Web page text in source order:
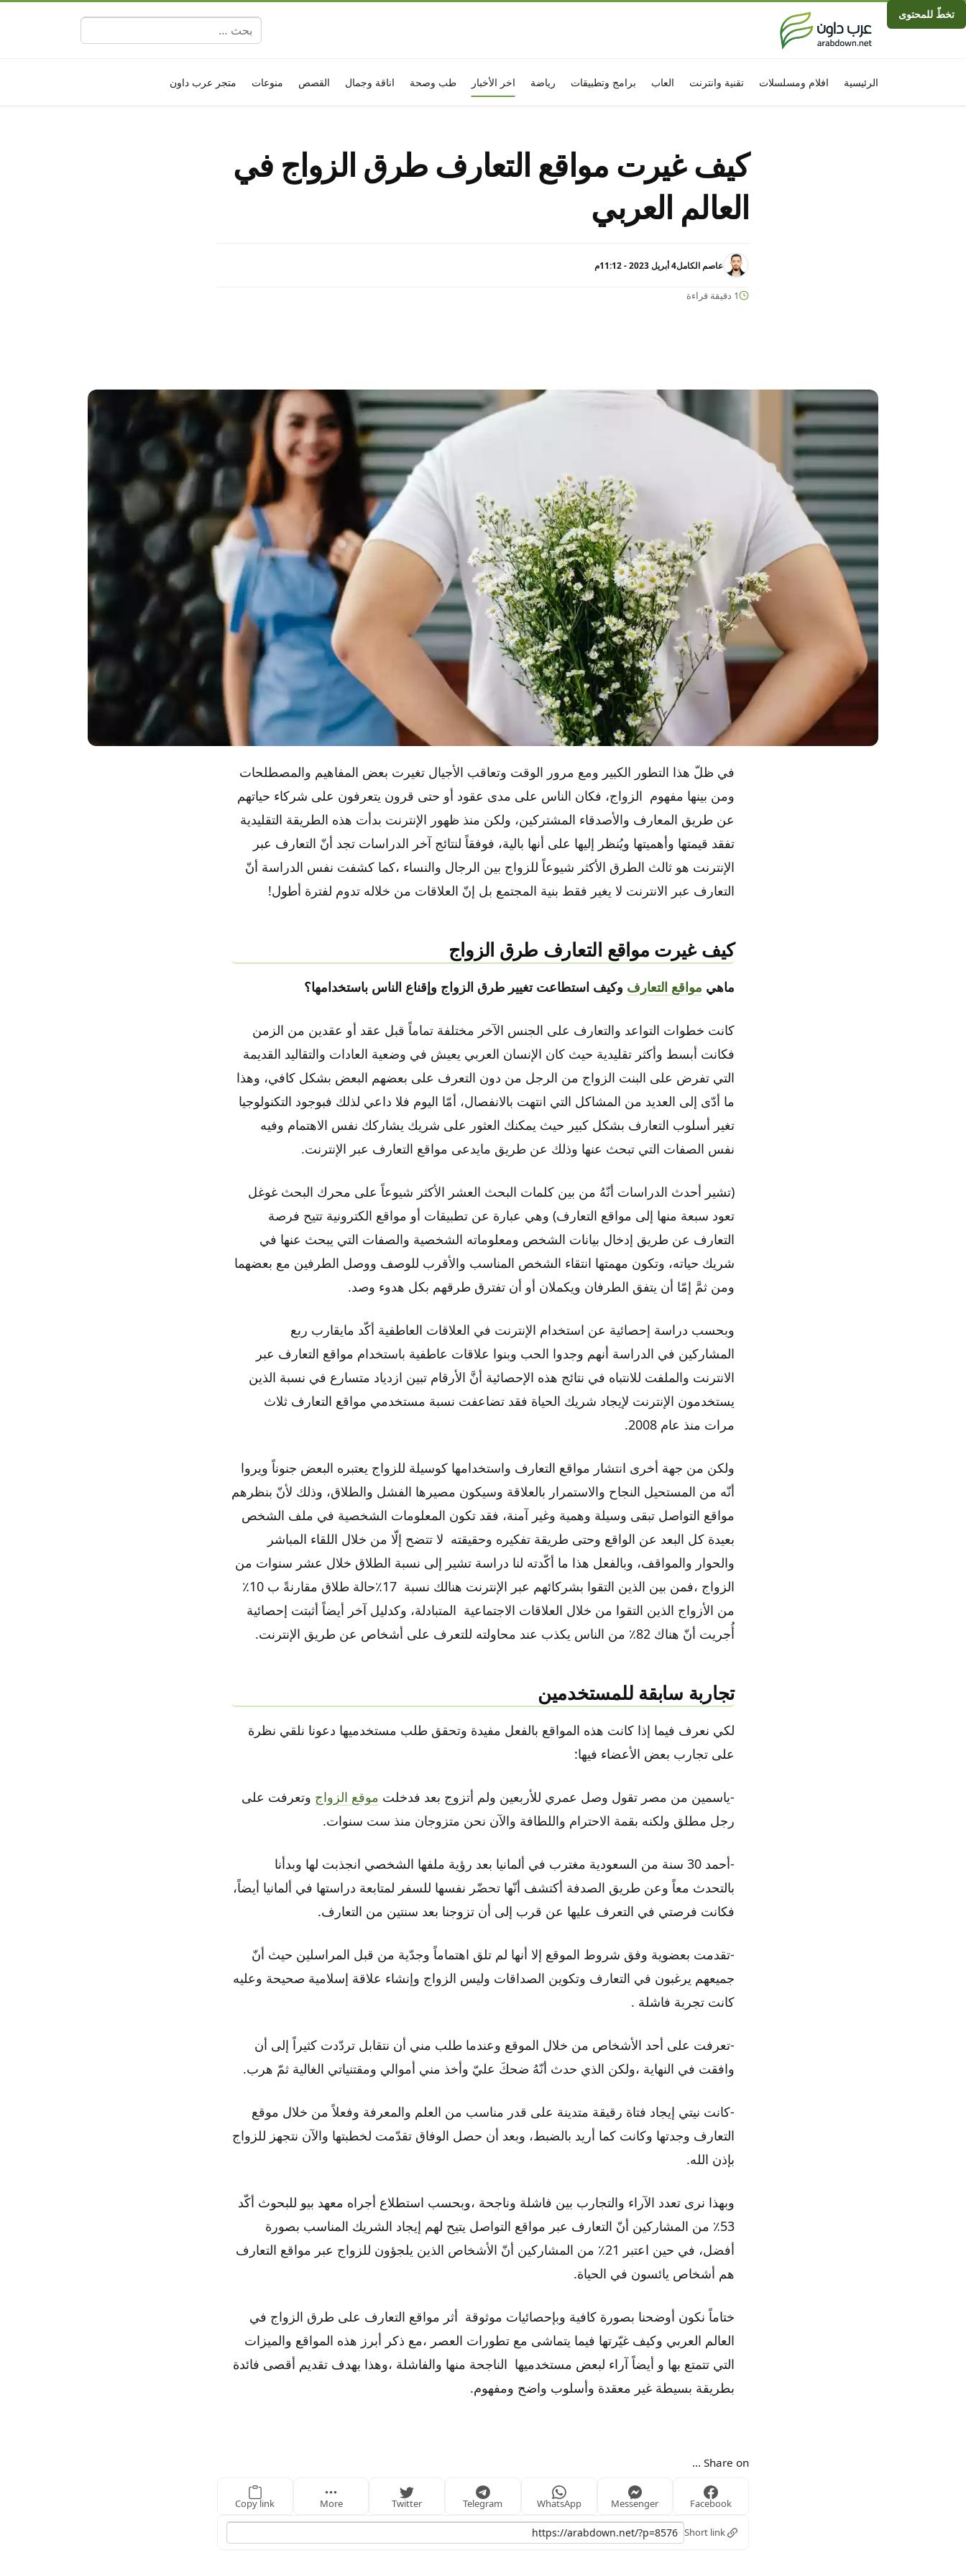
تخطّ للمحتوى
البحث عن:
الرئيسية افلام ومسلسلات تقنية وانترنت العاب برامج وتطبيقات رياضة اخر الأخبار طب وصحة اناقة وجمال القصص منوعات متجر عرب داون
كيف غيرت مواقع التعارف طرق الزواج في
العالم العربي
عاصم الكامل4 أبريل 2023 - 11:12م
1 دقيقة قراءة
كيف غيرت مواقع التعارف طرق الزواج في العالم العربي
في ظلّ هذا التطور الكبير ومع مرور الوقت وتعاقب الأجيال تغيرت بعض المفاهيم والمصطلحات
ومن بينها مفهوم الزواج، فكان الناس على مدى عقود أو حتى قرون يتعرفون على شركاء حياتهم
عن طريق المعارف والأصدقاء المشتركين، ولكن منذ ظهور الإنترنت بدأت هذه الطريقة التقليدية
تفقد قيمتها وأهميتها ويُنظر إليها على أنها بالية، فوفقاً لنتائج آخر الدراسات تجد أنّ التعارف عبر
الإنترنت هو ثالث الطرق الأكثر شيوعاً للزواج بين الرجال والنساء ،كما كشفت نفس الدراسة أنّ
التعارف عبر الانترنت لا يغير فقط بنية المجتمع بل إنّ العلاقات من خلاله تدوم لفترة أطول!
كيف غيرت مواقع التعارف طرق الزواج
ماهي مواقع التعارف وكيف استطاعت تغيير طرق الزواج وإقناع الناس باستخدامها؟
كانت خطوات التواعد والتعارف على الجنس الآخر مختلفة تماماً قبل عقد أو عقدين من الزمن
فكانت أبسط وأكثر تقليدية حيث كان الإنسان العربي يعيش في وضعية العادات والتقاليد القديمة
التي تفرض على البنت الزواج من الرجل من دون التعرف على بعضهم البعض بشكل كافي، وهذا
ما أدّى إلى العديد من المشاكل التي انتهت بالانفصال، أمّا اليوم فلا داعي لذلك فبوجود التكنولوجيا
تغير أسلوب التعارف بشكل كبير حيث يمكنك العثور على شريك يشاركك نفس الاهتمام وفيه
نفس الصفات التي تبحث عنها وذلك عن طريق مايدعى مواقع التعارف عبر الإنترنت.
(تشير أحدث الدراسات أنّهُ من بين كلمات البحث العشر الأكثر شيوعاً على محرك البحث غوغل
تعود سبعة منها إلى مواقع التعارف) وهي عبارة عن تطبيقات أو مواقع الكترونية تتيح فرصة
التعارف عن طريق إدخال بيانات الشخص ومعلوماته الشخصية والصفات التي يبحث عنها في
شريك حياته، وتكون مهمتها انتقاء الشخص المناسب والأقرب للوصف ووصل الطرفين مع بعضهما
ومن ثمَّ إمّا أن يتفق الطرفان ويكملان أو أن تفترق طرقهم بكل هدوء وصد.
وبحسب دراسة إحصائية عن استخدام الإنترنت في العلاقات العاطفية أكّد مايقارب ربع
المشاركين في الدراسة أنهم وجدوا الحب وبنوا علاقات عاطفية باستخدام مواقع التعارف عبر
الانترنت والملفت للانتباه في نتائج هذه الإحصائية أنَّ الأرقام تبين ازدياد متسارع في نسبة الذين
يستخدمون الإنترنت لإيجاد شريك الحياة فقد تضاعفت نسبة مستخدمي مواقع التعارف ثلاث
مرات منذ عام 2008.
ولكن من جهة أخرى انتشار مواقع التعارف واستخدامها كوسيلة للزواج يعتبره البعض جنوناً ويروا
أنّه من المستحيل النجاح والاستمرار بالعلاقة وسيكون مصيرها الفشل والطلاق، وذلك لأنّ بنظرهم
مواقع التواصل تبقى وسيلة وهمية وغير آمنة، فقد تكون المعلومات الشخصية في ملف الشخص
بعيدة كل البعد عن الواقع وحتى طريقة تفكيره وحقيقته لا تتضح إلّا من خلال اللقاء المباشر
والحوار والمواقف، وبالفعل هذا ما أكّدته لنا دراسة تشير إلى نسبة الطلاق خلال عشر سنوات من
الزواج ،فمن بين الذين التقوا بشركائهم عبر الإنترنت هنالك نسبة 17٪حالة طلاق مقارنةً ب 10٪
من الأزواج الذين التقوا من خلال العلاقات الاجتماعية المتبادلة، وكدليل آخر أيضاً أثبتت إحصائية
أُجريت أنّ هناك 82٪ من الناس يكذب عند محاولته للتعرف على أشخاص عن طريق الإنترنت.
تجاربة سابقة للمستخدمين
لكي نعرف فيما إذا كانت هذه المواقع بالفعل مفيدة وتحقق طلب مستخدميها دعونا نلقي نظرة
على تجارب بعض الأعضاء فيها:
-ياسمين من مصر تقول وصل عمري للأربعين ولم أتزوج بعد فدخلت موقع الزواج وتعرفت على
رجل مطلق ولكنه بقمة الاحترام واللطافة والآن نحن متزوجان منذ ست سنوات.
-أحمد 30 سنة من السعودية مغترب في ألمانيا بعد رؤية ملفها الشخصي انجذبت لها وبدأنا
بالتحدث معاً وعن طريق الصدفة أكتشف أنّها تحضّر نفسها للسفر لمتابعة دراستها في ألمانيا أيضاً،
فكانت فرصتي في التعرف عليها عن قرب إلى أن تزوجنا بعد سنتين من التعارف.
-تقدمت بعضوية وفق شروط الموقع إلا أنها لم تلق اهتماماً وجدّية من قبل المراسلين حيث أنّ
جميعهم يرغبون في التعارف وتكوين الصداقات وليس الزواج وإنشاء علاقة إسلامية صحيحة وعليه
كانت تجربة فاشلة .
-تعرفت على أحد الأشخاص من خلال الموقع وعندما طلب مني أن نتقابل تردّدت كثيراً إلى أن
وافقت في النهاية ،ولكن الذي حدث أنّهُ ضحكَ عليّ وأخذ مني أموالي ومقتنياتي الغالية ثمّ هرب.
-كانت نيتي إيجاد فتاة رقيقة متدينة على قدر مناسب من العلم والمعرفة وفعلاً من خلال موقع
التعارف وجدتها وكانت كما أريد بالضبط، وبعد أن حصل الوفاق تقدّمت لخطبتها والآن نتجهز للزواج
بإذن الله.
وبهذا نرى تعدد الآراء والتجارب بين فاشلة وناجحة ،وبحسب استطلاع أجراه معهد بيو للبحوث أكّد
53٪ من المشاركين أنّ التعارف عبر مواقع التواصل يتيح لهم إيجاد الشريك المناسب بصورة
أفضل، في حين اعتبر 21٪ من المشاركين أنّ الأشخاص الذين يلجؤون للزواج عبر مواقع التعارف
هم أشخاص يائسون في الحياة.
ختاماً نكون أوضحنا بصورة كافية وبإحصائيات موثوقة أثر مواقع التعارف على طرق الزواج في
العالم العربي وكيف غيّرتها فيما يتماشى مع تطورات العصر ،مع ذكر أبرز هذه المواقع والميزات
التي تتمتع بها و أيضاً آراء لبعض مستخدميها الناجحة منها والفاشلة ،وهذا بهدف تقديم أقصى فائدة
بطريقة بسيطة غير معقدة وأسلوب واضح ومفهوم.
Share on ...
Facebook
Messenger
WhatsApp
Telegram
Twitter
More
Copy link
Short link